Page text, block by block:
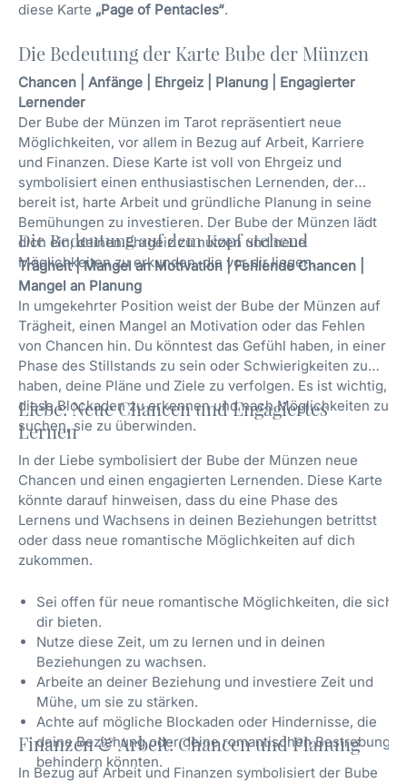
diese Karte „Page of Pentacles“.
Die Bedeutung der Karte Bube der Münzen
Chancen | Anfänge | Ehrgeiz | Planung | Engagierter
Lernender
Der Bube der Münzen im Tarot repräsentiert neue
Möglichkeiten, vor allem in Bezug auf Arbeit, Karriere
und Finanzen. Diese Karte ist voll von Ehrgeiz und
symbolisiert einen enthusiastischen Lernenden, der
bereit ist, harte Arbeit und gründliche Planung in seine
Bemühungen zu investieren. Der Bube der Münzen lädt
dich ein, deinen Ehrgeiz zu nutzen und neue
Möglichkeiten zu erkunden, die vor dir liegen.
Die Bedeutung auf dem Kopf stehend
Trägheit | Mangel an Motivation | Fehlende Chancen |
Mangel an Planung
In umgekehrter Position weist der Bube der Münzen auf
Trägheit, einen Mangel an Motivation oder das Fehlen
von Chancen hin. Du könntest das Gefühl haben, in einer
Phase des Stillstands zu sein oder Schwierigkeiten zu
haben, deine Pläne und Ziele zu verfolgen. Es ist wichtig,
diese Blockaden zu erkennen und nach Möglichkeiten zu
suchen, sie zu überwinden.
Liebe: Neue Chancen und Engagiertes
Lernen
In der Liebe symbolisiert der Bube der Münzen neue
Chancen und einen engagierten Lernenden. Diese Karte
könnte darauf hinweisen, dass du eine Phase des
Lernens und Wachsens in deinen Beziehungen betrittst
oder dass neue romantische Möglichkeiten auf dich
zukommen.
Sei offen für neue romantische Möglichkeiten, die sich
dir bieten.
Nutze diese Zeit, um zu lernen und in deinen
Beziehungen zu wachsen.
Arbeite an deiner Beziehung und investiere Zeit und
Mühe, um sie zu stärken.
Achte auf mögliche Blockaden oder Hindernisse, die
deine Beziehung oder deine romantischen Bestrebungen
behindern könnten.
Finanzen & Arbeit: Chancen und Planung
In Bezug auf Arbeit und Finanzen symbolisiert der Bube